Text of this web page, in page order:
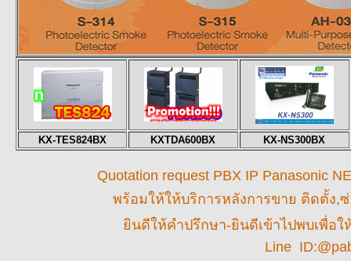
KX-TES824BX KXTDA600BX KX-NS300BX
Quotation request PBX IP Panasonic
พร้อมให้ให้บริการหลังการขาย ติดตั้ง
ยินดีให้คำปรึกษา-ยินดีเข้าไปพบเพื่อใ
Line